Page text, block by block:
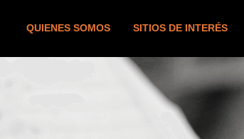
QUIENES SOMOS SITIOS DE INTERÉS